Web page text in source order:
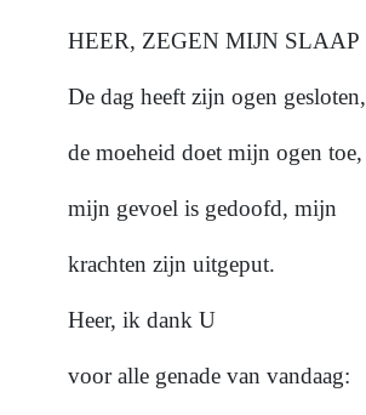
HEER, ZEGEN MIJN SLAAP
De dag heeft zijn ogen gesloten,
de moeheid doet mijn ogen toe,
mijn gevoel is gedoofd, mijn
krachten zijn uitgeput.
Heer, ik dank U
voor alle genade van vandaag: